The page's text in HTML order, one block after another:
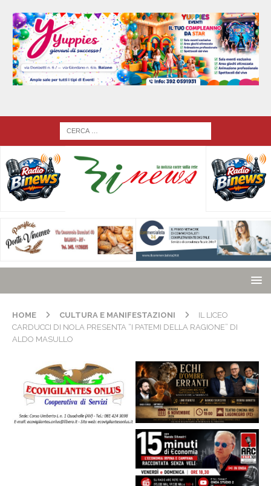
HOME CULTURA E MANIFESTAZIONI
IL LICEO
CARDUCCI DI NOLA PRESENTA “I PATEMI DELLA RAGIONE” DI
ALDO MASULLO